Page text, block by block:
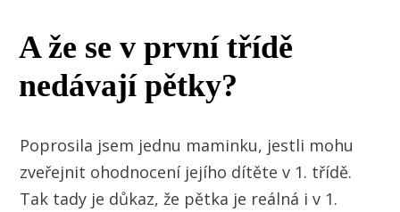
A že se v první třídě
nedávají pětky?
Poprosila jsem jednu maminku, jestli mohu
zveřejnit ohodnocení jejího dítěte v 1. třídě.
Tak tady je důkaz, že pětka je reálná i v 1.